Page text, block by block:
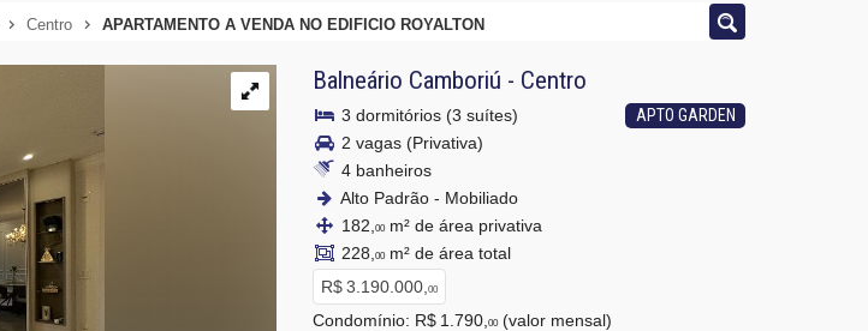
Centro APARTAMENTO A VENDA NO EDIFICIO ROYALTON
Balneário Camboriú - Centro
APTO GARDEN
3 dormitórios (3 suítes)
2 vagas (Privativa)
4 banheiros
Alto Padrão - Mobiliado
182, 00m² de área privativa
228, 00m² de área total
R$ 3.190.000, 00
Condomínio: R$ 1.790, 00 (valor mensal)